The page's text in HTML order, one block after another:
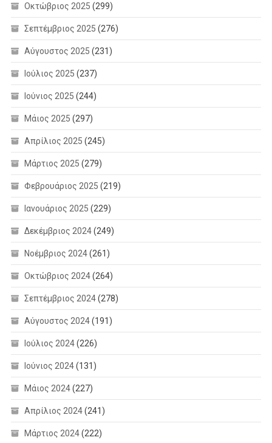
Οκτώβριος 2025 (299)
Σεπτέμβριος 2025 (276)
Αύγουστος 2025 (231)
Ιούλιος 2025 (237)
Ιούνιος 2025 (244)
Μάιος 2025 (297)
Απρίλιος 2025 (245)
Μάρτιος 2025 (279)
Φεβρουάριος 2025 (219)
Ιανουάριος 2025 (229)
Δεκέμβριος 2024(249)
Νοέμβριος 2024(261)
Οκτώβριος 2024(264)
Σεπτέμβριος 2024(278)
Αύγουστος 2024(191)
Ιούλιος 2024(226)
Ιούνιος 2024(131)
Μάιος 2024(227)
Απρίλιος 2024(241)
Μάρτιος 2024(222)